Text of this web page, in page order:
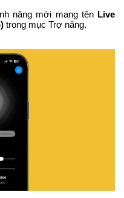
năng mới mang tên Live
trong mục Trợ năng.